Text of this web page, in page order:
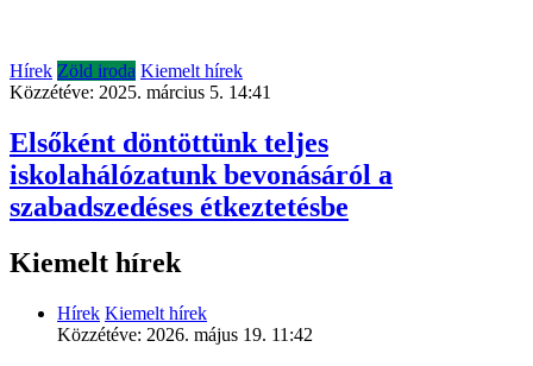
Hírek Zöld iroda Kiemelt hírek
Közzétéve: 2025. március 5. 14:41
Elsőként döntöttünk teljes
iskolahálózatunk bevonásáról a
szabadszedéses étkeztetésbe
Kiemelt hírek
Hírek Kiemelt hírek
Közzétéve: 2026. május 19. 11:42